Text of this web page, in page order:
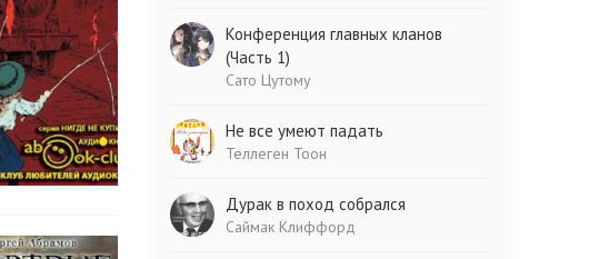
Конференция главных кланов
(Часть 1)
Сато Цутому
Не все умеют падать
Теллеген Тоон
Дурак в поход собрался
Саймак Клиффорд